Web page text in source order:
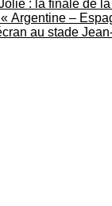
: la finale de
Argentine –
au stade